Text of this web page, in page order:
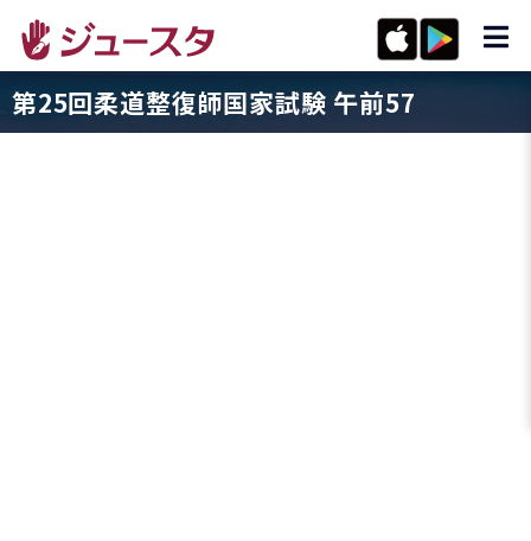
第25回柔道整復師国家試験 午前57